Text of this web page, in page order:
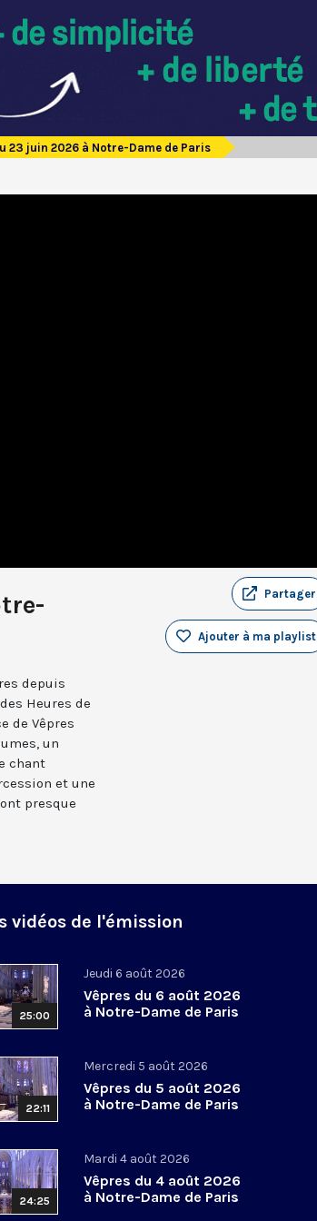
23 juin 2026 à Notre-Dame de Paris
Partager
Ajouter à ma playlist
depuis
Heures de
de Vêpres
un
chant
et une
presque
vidéos de l'émission
25:00
Jeudi 6 août 2026
Vêpres du 6 août 2026
à Notre-Dame de Paris
22:11
Mercredi 5 août 2026
Vêpres du 5 août 2026
à Notre-Dame de Paris
24:25
Mardi 4 août 2026
Vêpres du 4 août 2026
à Notre-Dame de Paris